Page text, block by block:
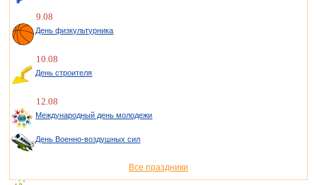
9.08
День физкультурника
10.08
День строителя
12.08
Международный день молодежи
День Военно-воздушных сил
Все праздники